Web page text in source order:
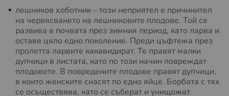
лешников хоботник – този неприятел е причинител
на червясването на лешниковите плодове. Той се
развива в почвата през зимния период, като ларва и
оставя цяло едно поколение. Преди цъфтежа през
пролетта ларвите какавидират. Те правят малки
дупчици в листата, като по този начин повреждат
плодовете. В повредените плодове правят дупчици,
в които женските снасят по едно яйце. Борбата с тях
се осъществява, като се съберат и унищожат